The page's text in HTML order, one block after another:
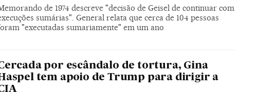
de 1974 descreve "decisão de Geisel de continuar com
sumárias". General relata que cerca de 104 pessoas
"executadas sumariamente" em um ano
por escândalo de tortura, Gina
tem apoio de Trump para dirigir a